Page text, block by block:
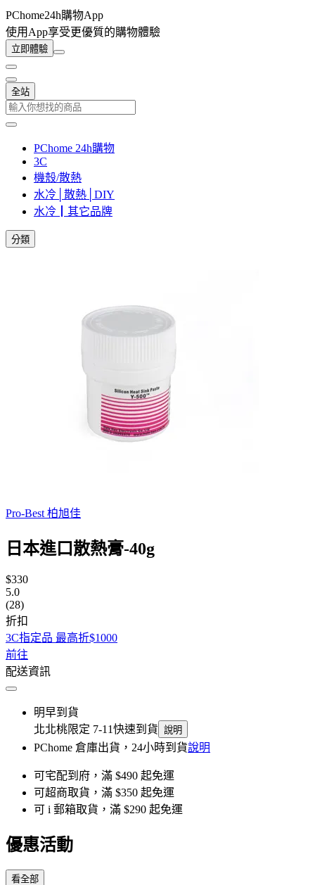
PChome24h購物App
使用App享受更優質的購物體驗
立即體驗
全站
PChome 24h購物
3C
機殼/散熱
水冷│散熱│DIY
水冷┃其它品牌
分類
Pro-Best 柏旭佳
日本進口散熱膏-40g
$330
5.0
(28)
折扣
3C指定品 最高折$1000
前往
配送資訊
明早到貨
北北桃限定 7-11快速到貨 說明
PChome 倉庫出貨，24小時到貨說明
可宅配到府，滿 $490 起免運
可超商取貨，滿 $350 起免運
可 i 郵箱取貨，滿 $290 起免運
優惠活動
看全部